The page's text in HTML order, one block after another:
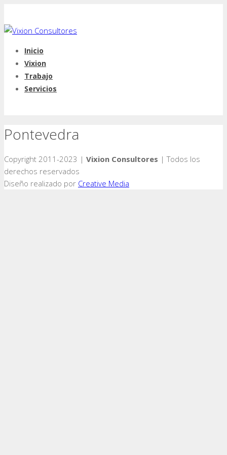
Inicio
Vixion
Trabajo
Servicios
Pontevedra
Copyright 2011-2023 | Vixion Consultores | Todos los
derechos reservados
Diseño realizado por Creative Media